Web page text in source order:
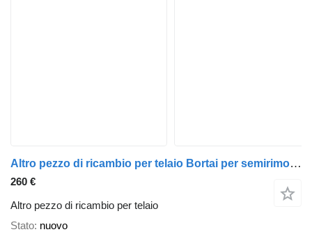
Altro pezzo di ricambio per telaio Bortai per semirimorchio Krone
260 €
Altro pezzo di ricambio per telaio
Stato nuovo